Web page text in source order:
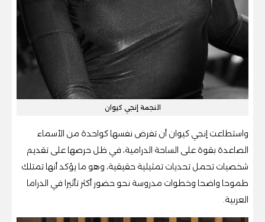
النجمة إنجي كيوان
واستطاعت إنجي كيوان أن تفرض نفسها كواحدة من الأسماء
الصاعدة بقوة على الساحة الدرامية، في ظل حرصها على تقديم
شخصيات تحمل تحديات تمثيلية حقيقية، وهو ما يؤكد أنها تمتلك
طموحا واضحا وخطوات مدروسة نحو حضور أكثر تأثيرا في الدراما
العربية.